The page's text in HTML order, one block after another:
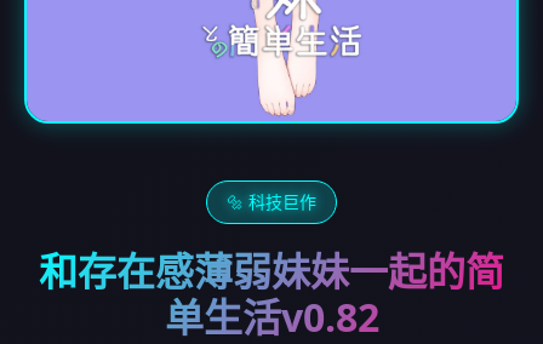
🔩 科技巨作
和存在感薄弱妹妹一起的简
单生活v0.82